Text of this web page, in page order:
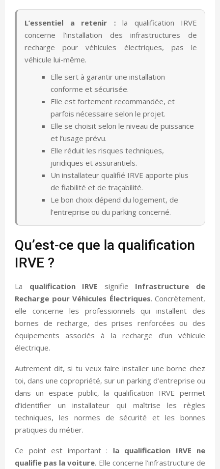
L’essentiel a retenir :la qualification IRVE
concerne l’installation des infrastructures de
recharge pour véhicules électriques, pas le
véhicule lui-même.
Elle sert à garantir une installation
conforme et sécurisée.
Elle est fortement recommandée, et
parfois nécessaire selon le projet.
Elle se choisit selon le niveau de puissance
et l’usage prévu.
Elle réduit les risques techniques,
juridiques et assurantiels.
Un installateur qualifié IRVE apporte plus
de fiabilité et de traçabilité.
Le bon choix dépend du logement, de
l’entreprise ou du parking concerné.
Qu’est-ce que la qualification
IRVE ?
La qualification IRVE signifie Infrastructure de
Recharge pour Véhicules Électriques. Concrètement,
elle concerne les professionnels qui installent des
bornes de recharge, des prises renforcées ou des
équipements associés à la recharge d’un véhicule
électrique.
Autrement dit, si tu veux faire installer une borne chez
toi, dans une copropriété, sur un parking d’entreprise ou
dans un espace public, la qualification IRVE permet
d’identifier un installateur qui maîtrise les règles
techniques, les normes de sécurité et les bonnes
pratiques du métier.
Ce point est important : la qualification IRVE ne
qualifie pas la voiture. Elle concerne l’infrastructure de